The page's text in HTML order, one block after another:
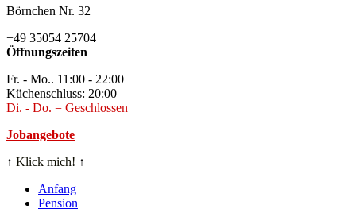
Börnchen Nr. 32
+49 35054 25704
Öffnungszeiten
Fr. - Mo.. 11:00 - 22:00
Küchenschluss: 20:00
Di. - Do. = Geschlossen
Jobangebote
↑ Klick mich! ↑
Anfang
Pension